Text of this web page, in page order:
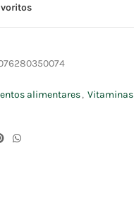
alimentares, Vitaminas